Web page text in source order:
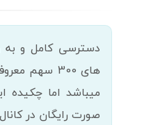
دسترسی کامل و به
میباشد اما چکیده
صورت رایگان در